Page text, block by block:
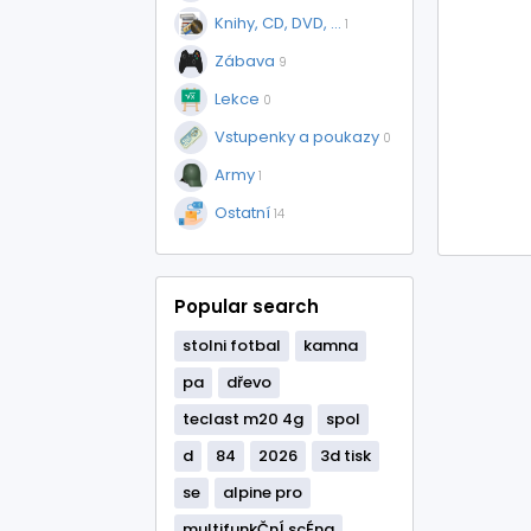
Knihy, CD, DVD, ... 1
Zábava 9
Lekce 0
Vstupenky a poukazy 0
Army 1
Ostatní 14
Popular search
stolni fotbal
kamna
pa
dřevo
teclast m20 4g
spol
d
84 2026
3d tisk
se
alpine pro